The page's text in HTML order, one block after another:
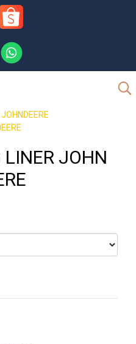
JOHNDEERE
LINER JOHN